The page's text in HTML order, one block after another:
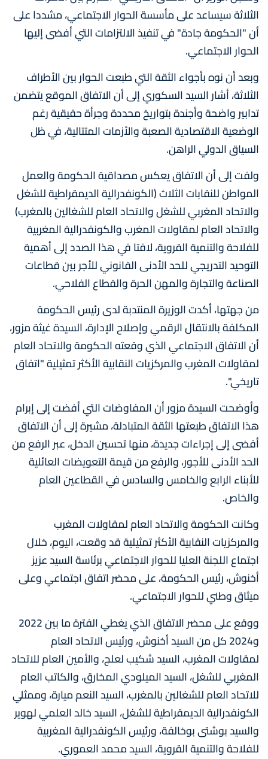
الثلاثة سيساعد على مأسسة الحوار الاجتماعي، مشددا على
أن "الحكومة جادة" في تنفيذ الالتزامات التي أفضى إليها
الحوار الاجتماعي.
وبعد أن نوه بأجواء الثقة التي طبعت الحوار بين الأطراف
الثلاثة، أشار السيد السكوري إلى أن الاتفاق الموقع يتضمن
تدابير واضحة وأجندة بتواريخ محددة وجرأة حقيقية رغم
الوضعية الاقتصادية الصعبة والأزمات المتتالية، في ظل
السياق الدولي الراهن.
ولفت إلى أن الاتفاق يعكس مصداقية الحكومة والعمل
المواطن للنقابات الثلاث (الكونفدرالية الديمقراطية للشغل
والاتحاد المغربي للشغل والاتحاد العام للشغالين بالمغرب)
والاتحاد العام لمقاولات المغرب والكونفدرالية المغربية
للفلاحة والتنمية القروية، لافتا في هذا الصدد إلى أهمية
التوحيد التدريجي للحد الأدنى القانوني للأجر بين قطاعات
الصناعة والتجارة والمهن الحرة والقطاع الفلاحي.
من جهتها، أكدت الوزيرة المنتدبة لدى رئيس الحكومة
المكلفة بالانتقال الرقمي وإصلاح الإدارة، السيدة غيثة مزور،
أن الاتفاق الاجتماعي الذي وقعته الحكومة والاتحاد العام
لمقاولات المغرب والمركزيات النقابية الأكثر تمثيلية "اتفاق
تاريخي".
وأوضحت السيدة مزور أن المفاوضات التي أفضت إلى إبرام
هذا الاتفاق طبعتها الثقة المتبادلة، مشيرة إلى أن الاتفاق
أفضى إلى إجراءات جديدة، منها تحسين الدخل، عبر الرفع من
الحد الأدنى للأجور، والرفع من قيمة التعويضات العائلية
للأبناء الرابع والخامس والسادس في القطاعين العام
والخاص.
وكانت الحكومة والاتحاد العام لمقاولات المغرب
والمركزيات النقابية الأكثر تمثيلية قد وقعت، اليوم، خلال
اجتماع اللجنة العليا للحوار الاجتماعي برئاسة السيد عزيز
أخنوش، رئيس الحكومة، على محضر اتفاق اجتماعي وعلى
ميثاق وطني للحوار الاجتماعي.
ووقع على محضر الاتفاق الذي يغطي الفترة ما بين 2022
و2024 كل من السيد أخنوش، ورئيس الاتحاد العام
لمقاولات المغرب، السيد شكيب لعلج، والأمين العام للاتحاد
المغربي للشغل، السيد الميلودي المخارق، والكاتب العام
للاتحاد العام للشغالين بالمغرب، السيد النعم ميارة، وممثلي
الكونفدرالية الديمقراطية للشغل، السيد خالد العلمي لهوير
والسيد بوشتى بوخالفة، ورئيس الكونفدرالية المغربية
للفلاحة والتنمية القروية، السيد محمد العموري.